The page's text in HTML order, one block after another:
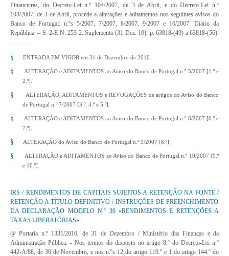
Financeiras, do Decreto-Lei n.º 104/2007, de 3 de Abril, e do Decreto-Lei n.º
103/2007, de 3 de Abril, procede a alterações e aditamentos nos seguintes avisos do
Banco de Portugal: n.ºs 5/2007, 7/2007, 8/2007, 9/2007 e 10/2007. Diário da
República. – S. 2-E N. 253 2. Suplemento (31 Dez. 10), p. 63818-(49) a 63818-(56).
§ ENTRADA EM VIGOR em 31 de Dezembro de 2010.
§
ALTERAÇÃO e ADITAMENTOS ao Aviso do Banco de Portugal n.º 5/2007 [1.º e
2.º].
§
ALTERAÇÃO, ADITAMENTOS e REVOGAÇÕES de artigos do Aviso do Banco
de Portugal n.º 7/2007 [3.º, 4.º e 5.º].
§
ALTERAÇÃO e ADITAMENTOS ao Aviso do Banco de Portugal n.º 8/2007 [6.º e
7.º].
§ ALTERAÇÃO do Aviso do Banco de Portugal n.º 9/2007 [8.º].
§
ALTERAÇÃO e ADITAMENTOS ao Aviso do Banco de Portugal n.º 10/2007 [9.º
e 10.º].
IRS / RENDIMENTOS DE CAPITAIS SUJEITOS A RETENÇÃO NA FONTE /
RETENÇÃO A TÍTULO DEFINITIVO / INSTRUÇÕES DE PREENCHIMENTO
DA DECLARAÇÃO MODELO N.º 39 «RENDIMENTOS E RETENÇÕES A
TAXAS LIBERATÓRIAS»
@ Portaria n.º 1331/2010, de 31 de Dezembro / Ministério das Finanças e da
Administração Pública. - Nos termos do disposto no artigo 8.º do Decreto-Lei n.º
442-A/88, de 30 de Novembro, e nos n.ºs 12 do artigo 119.º e 1 do artigo 144.º do